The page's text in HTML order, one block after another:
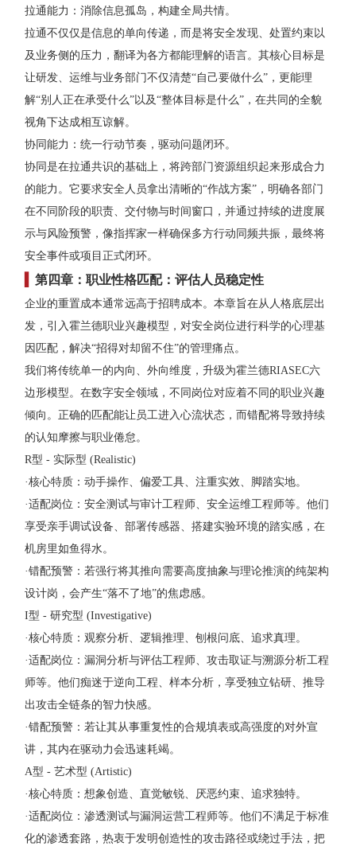
拉通能力：消除信息孤岛，构建全局共情。
拉通不仅仅是信息的单向传递，而是将安全发现、处置约束以
及业务侧的压力，翻译为各方都能理解的语言。其核心目标是
让研发、运维与业务部门不仅清楚“自己要做什么”，更能理
解“别人正在承受什么”以及“整体目标是什么”，在共同的全貌
视角下达成相互谅解。
协同能力：统一行动节奏，驱动问题闭环。
协同是在拉通共识的基础上，将跨部门资源组织起来形成合力
的能力。它要求安全人员拿出清晰的“作战方案”，明确各部门
在不同阶段的职责、交付物与时间窗口，并通过持续的进度展
示与风险预警，像指挥家一样确保多方行动同频共振，最终将
安全事件或项目正式闭环。
第四章：职业性格匹配：评估人员稳定性
企业的重置成本通常远高于招聘成本。本章旨在从人格底层出
发，引入霍兰德职业兴趣模型，对安全岗位进行科学的心理基
因匹配，解决“招得对却留不住”的管理痛点。
我们将传统单一的内向、外向维度，升级为霍兰德RIASEC六
边形模型。在数字安全领域，不同岗位对应着不同的职业兴趣
倾向。正确的匹配能让员工进入心流状态，而错配将导致持续
的认知摩擦与职业倦怠。
R型 - 实际型 (Realistic)
·核心特质：动手操作、偏爱工具、注重实效、脚踏实地。
·适配岗位：安全测试与审计工程师、安全运维工程师等。他们
享受亲手调试设备、部署传感器、搭建实验环境的踏实感，在
机房里如鱼得水。
·错配预警：若强行将其推向需要高度抽象与理论推演的纯架构
设计岗，会产生“落不了地”的焦虑感。
I型 - 研究型 (Investigative)
·核心特质：观察分析、逻辑推理、刨根问底、追求真理。
·适配岗位：漏洞分析与评估工程师、攻击取证与溯源分析工程
师等。他们痴迷于逆向工程、样本分析，享受独立钻研、推导
出攻击全链条的智力快感。
·错配预警：若让其从事重复性的合规填表或高强度的对外宣
讲，其内在驱动力会迅速耗竭。
A型 - 艺术型 (Artistic)
·核心特质：想象创造、直觉敏锐、厌恶约束、追求独特。
·适配岗位：渗透测试与漏洞运营工程师等。他们不满足于标准
化的渗透套路，热衷于发明创造性的攻击路径或绕过手法，把